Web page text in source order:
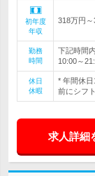
初年度
年収
318万円～
勤務
時間
下記時間
10:00～
休日
休暇
* 年間休
前にシフ
求人詳細